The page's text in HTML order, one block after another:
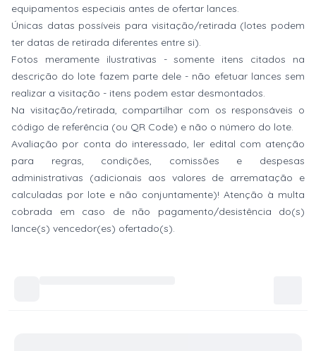
equipamentos especiais antes de ofertar lances.
Únicas datas possíveis para visitação/retirada (lotes podem
ter datas de retirada diferentes entre si).
Fotos meramente ilustrativas - somente itens citados na
descrição do lote fazem parte dele - não efetuar lances sem
realizar a visitação - itens podem estar desmontados.
Na visitação/retirada, compartilhar com os responsáveis o
código de referência (ou QR Code) e não o número do lote.
Avaliação por conta do interessado, ler edital com atenção
para regras, condições, comissões e despesas
administrativas (adicionais aos valores de arrematação e
calculadas por lote e não conjuntamente)! Atenção à multa
cobrada em caso de não pagamento/desistência do(s)
lance(s) vencedor(es) ofertado(s).